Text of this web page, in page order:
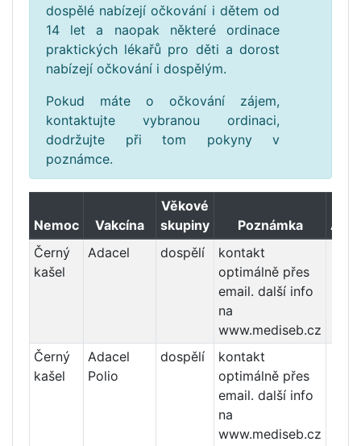
dospělé nabízejí očkování i dětem od
14 let a naopak některé ordinace
praktických lékařů pro děti a dorost
nabízejí očkování i dospělým.
Pokud máte o očkování zájem,
kontaktujte vybranou ordinaci,
dodržujte při tom pokyny v
poznámce.
Nemoc Vakcína
Věkové
skupiny
Poznámka
Černý
kašel
Adacel dospělí
kontakt
optimálně přes
email. další info
na
www.mediseb.cz
Černý
kašel
Adacel
Polio
dospělí
kontakt
optimálně přes
email. další info
na
www.mediseb.cz